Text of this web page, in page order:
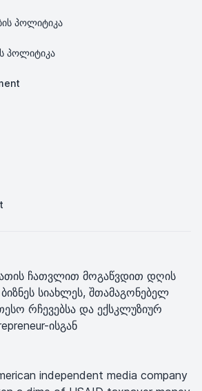
პოლიტიკა
პოლიტიკა
ჩათვლით მოგაწვდით დღის
სიახლეს, შთამაგონებელ
რჩევებსა და ექსკლუზიურ
ისგან
independent media company